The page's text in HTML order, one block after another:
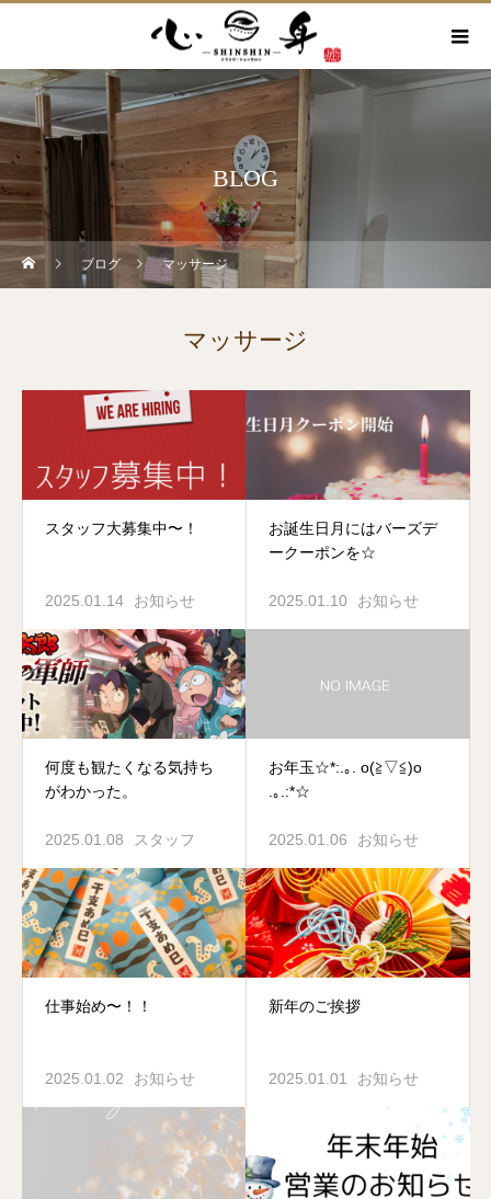
BLOG
ブログ マッサージ
マッサージ
スタッフ大募集中〜！
2025.01.14 お知らせ
お誕生日月にはバーズデ
ークーポンを☆
2025.01.10 お知らせ
何度も観たくなる気持ち
がわかった。
2025.01.08 スタッフ
お年玉☆*:.｡. o(≧▽≦)o
.｡.:*☆
2025.01.06 お知らせ
仕事始め〜！！
2025.01.02 お知らせ
新年のご挨拶
2025.01.01 お知らせ